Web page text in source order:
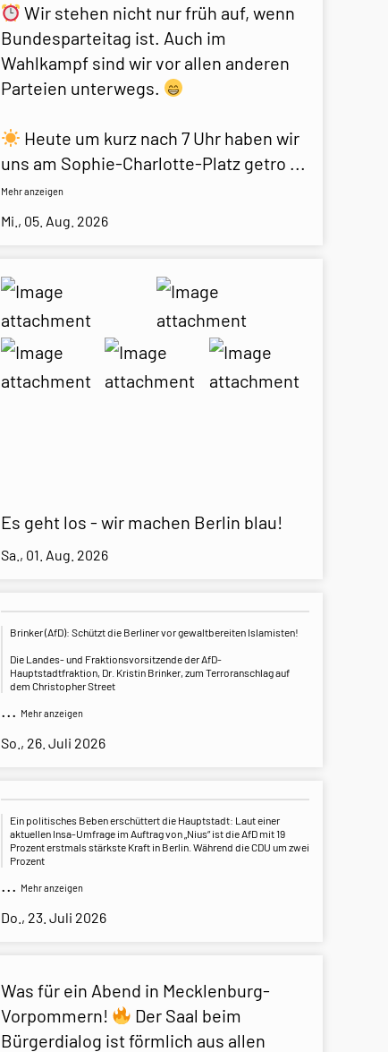
Wir stehen nicht nur früh auf, wenn
Bundesparteitag ist. Auch im
Wahlkampf sind wir vor allen anderen
Parteien unterwegs.
Heute um kurz nach 7 Uhr haben wir
uns am Sophie-Charlotte-Platz getro ...
Mehr anzeigen
Mi., 05. Aug. 2026
Es geht los - wir machen Berlin blau!
Sa., 01. Aug. 2026
Brinker (AfD): Schützt die Berliner vor gewaltbereiten Islamisten!
Die Landes- und Fraktionsvorsitzende der AfD-
Hauptstadtfraktion, Dr. Kristin Brinker, zum Terroranschlag auf
dem Christopher Street
... Mehr anzeigen
So., 26. Juli 2026
Ein politisches Beben erschüttert die Hauptstadt: Laut einer
aktuellen Insa-Umfrage im Auftrag von „Nius“ ist die AfD mit 19
Prozent erstmals stärkste Kraft in Berlin. Während die CDU um zwei
Prozent
... Mehr anzeigen
Do., 23. Juli 2026
Was für ein Abend in Mecklenburg-
Vorpommern!
Der Saal beim
Bürgerdialog ist förmlich aus allen